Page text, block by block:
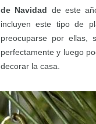
de Navidad de este
incluyen este tipo de
preocuparse por ellas,
perfectamente y luego
decorar la casa.